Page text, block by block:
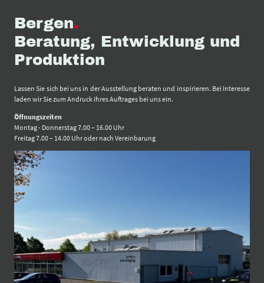
Bergen.
Beratung, Entwicklung und
Produktion
Lassen Sie sich bei uns in der Ausstellung beraten und inspirieren. Bei Interesse
laden wir Sie zum Andruck Ihres Auftrages bei uns ein.
Öffnungszeiten
Montag - Donnerstag 7.00 – 16.00 Uhr
Freitag 7.00 – 14.00 Uhr oder nach Vereinbarung